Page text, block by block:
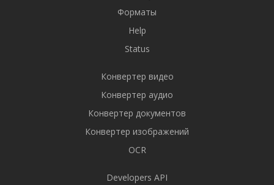
Форматы
Help
Status
Конвертер видео
Конвертер аудио
Конвертер документов
Конвертер изображений
OCR
Developers API